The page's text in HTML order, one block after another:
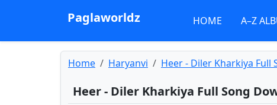
Paglaworldz HOME A–Z
Home Haryanvi Heer - Diler Kharkiya Full
Heer - Diler Kharkiya Full Song